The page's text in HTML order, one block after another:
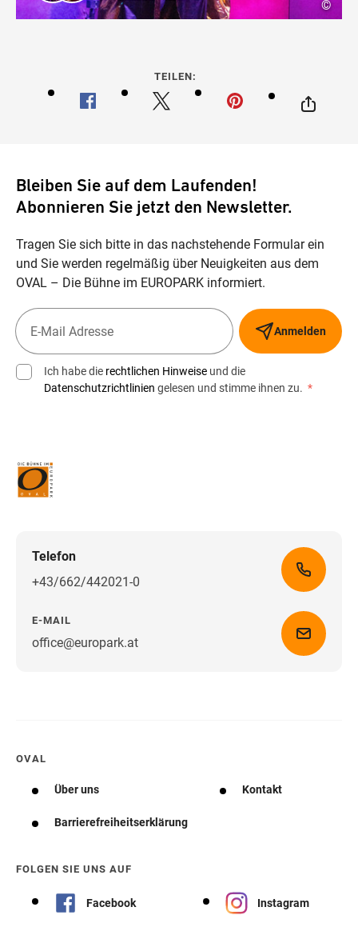
©
TEILEN:
Bleiben Sie auf dem Laufenden!
Abonnieren Sie jetzt den Newsletter.
Tragen Sie sich bitte in das nachstehende Formular ein
und Sie werden regelmäßig über Neuigkeiten aus dem
OVAL – Die Bühne im EUROPARK informiert.
Anmelden
Ich habe die rechtlichen Hinweise und die
Datenschutzrichtlinien gelesen und stimme ihnen zu. *
Telefon
+43/662/442021-0
E-MAIL
office@europark.atWegbeschreibung erhalten
OVAL
Über uns Kontakt
Barrierefreiheitserklärung
FOLGEN SIE UNS AUF
Facebook Instagram